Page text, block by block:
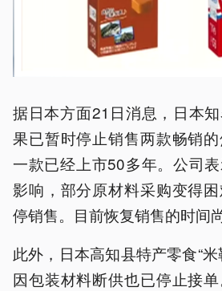
据日本方面21日消息，日本
果已暂时停止销售两款畅销
一款已经上市50多年。公司
影响，部分原材料采购变得
停销售。目前恢复销售的时间
此外，日本高知县特产零食“米
因包装材料断供也已停止接